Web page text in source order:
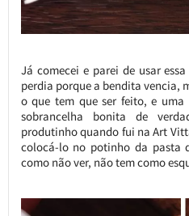
Já comecei e parei de usar
perdia porque a bendita vencia,
o que tem que ser feito, e uma
sobrancelha bonita de
produtinho quando fui na Art
colocá-lo no potinho da pasta
como não ver, não tem como